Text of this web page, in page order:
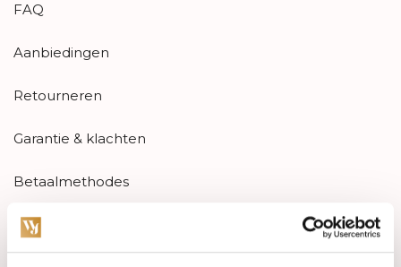
FAQ
Aanbiedingen
Retourneren
Garantie & klachten
Betaalmethodes
Sitemap